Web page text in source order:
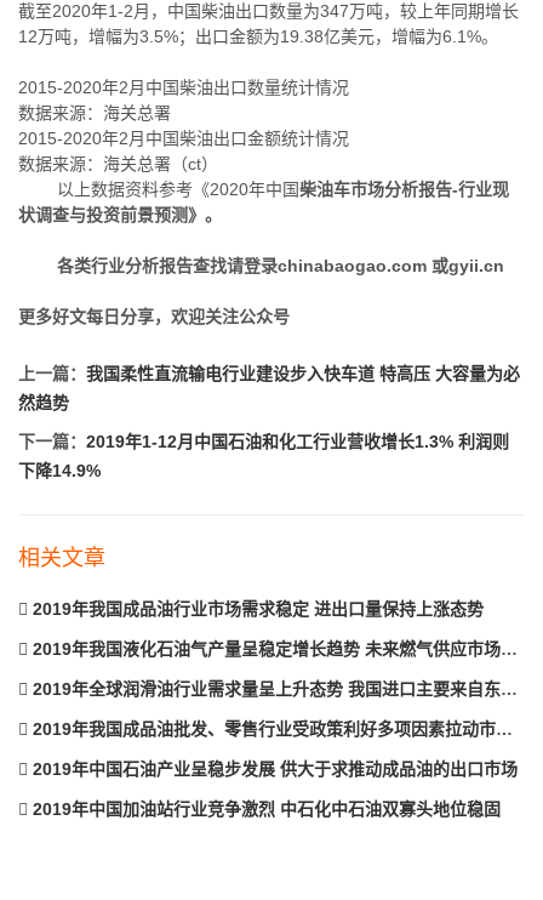
截至2020年1-2月，中国柴油出口数量为347万吨，较上年同期增长
12万吨，增幅为3.5%；出口金额为19.38亿美元，增幅为6.1%。
2015-2020年2月中国柴油出口数量统计情况
数据来源：海关总署
2015-2020年2月中国柴油出口金额统计情况
数据来源：海关总署（ct）
以上数据资料参考《2020年中国柴油车市场分析报告-行业现
状调查与投资前景预测》。
各类行业分析报告查找请登录chinabaogao.com 或gyii.cn
更多好文每日分享，欢迎关注公众号
上一篇： 我国柔性直流输电行业建设步入快车道 特高压 大容量为必
然趋势
下一篇： 2019年1-12月中国石油和化工行业营收增长1.3% 利润则
下降14.9%
相关文章
2019年我国成品油行业市场需求稳定 进出口量保持上涨态势
2019年我国液化石油气产量呈稳定增长趋势 未来燃气供应市场集中度将不断提高
2019年全球润滑油行业需求量呈上升态势 我国进口主要来自东南亚
2019年我国成品油批发、零售行业受政策利好多项因素拉动市场消费增长
2019年中国石油产业呈稳步发展 供大于求推动成品油的出口市场
2019年中国加油站行业竞争激烈 中石化中石油双寡头地位稳固